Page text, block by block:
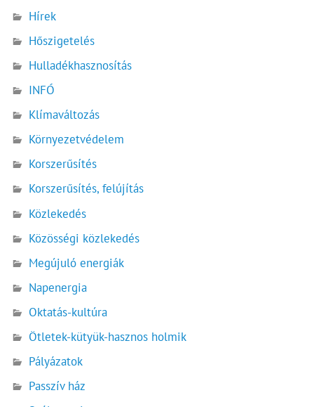
Hírek
Hőszigetelés
Hulladékhasznosítás
INFÓ
Klímaváltozás
Környezetvédelem
Korszerűsítés
Korszerűsítés, felújítás
Közlekedés
Közösségi közlekedés
Megújuló energiák
Napenergia
Oktatás-kultúra
Ötletek-kütyük-hasznos holmik
Pályázatok
Passzív ház